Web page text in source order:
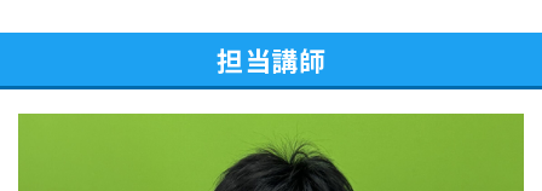
担当講師